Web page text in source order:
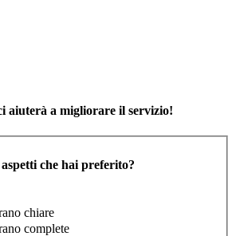
aiuterà a migliorare il servizio!
che hai preferito?
chiare
complete